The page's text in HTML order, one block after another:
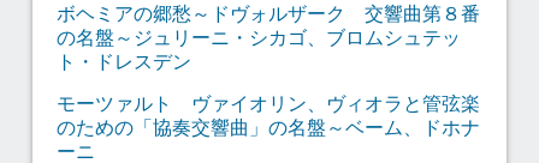
ボヘミアの郷愁～ドヴォルザーク 交響曲第８番
の名盤～ジュリーニ・シカゴ、ブロムシュテッ
ト・ドレスデン
モーツァルト ヴァイオリン、ヴィオラと管弦楽
のための「協奏交響曲」の名盤～ベーム、ドホナ
ーニ